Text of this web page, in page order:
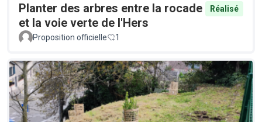
Planter des arbres entre la rocade
et la voie verte de l'Hers
Réalisé
Proposition officielle 1